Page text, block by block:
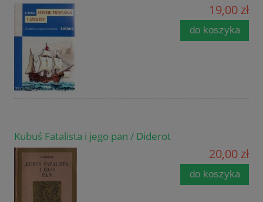
19,00 zł
do koszyka
Kubuś Fatalista i jego pan / Diderot
20,00 zł
do koszyka